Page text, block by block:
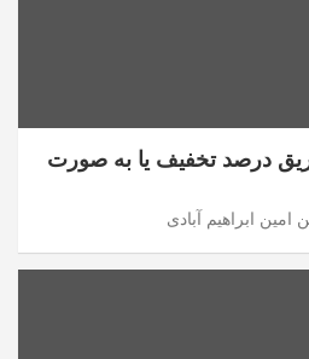
درصد تخفیف یا به صورت
ابراهیم آبادی